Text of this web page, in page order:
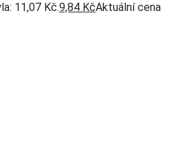
11,07 Kč.9,84 KčAktuální cena